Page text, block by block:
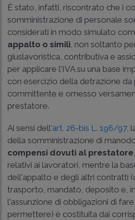
È stato, infatti, riscontrato che i
somministrazione di personale
considerati in modo simulato
appalto o simili , non soltanto
giuslavoristica, contributiva e
per applicare l'IVA su una base
con esercizio della detrazione da
committente e omesso
prestatore.
Ai sensi dell'art. 26-bis L. 196/97,
della somministrazione di
compensi dovuti al prestatore
relativi ai lavoratori, mentre la
dell'appalto e degli altri contratti
trasporto, mandato, deposito e,
l'assunzione di obbligazioni di
permettere) è costituita dai